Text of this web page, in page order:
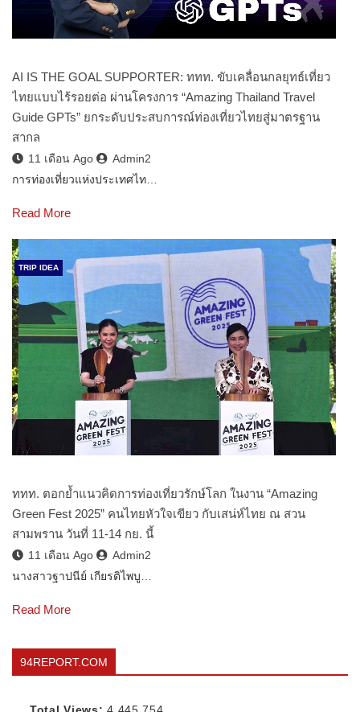
AI IS THE GOAL SUPPORTER: ททท. ขับเคลื่อนกลยุทธ์เที่ยว
ไทยแบบไร้รอยต่อ ผ่านโครงการ “Amazing Thailand Travel
Guide GPTs” ยกระดับประสบการณ์ท่องเที่ยวไทยสู่มาตรฐาน
สากล
11 เดือน Ago
Admin2
การท่องเที่ยวแห่งประเทศไท…
Read More
TRIP IDEA
ททท. ตอกย้ำแนวคิดการท่องเที่ยวรักษ์โลก ในงาน “Amazing
Green Fest 2025” คนไทยหัวใจเขียว กับเสน่ห์ไทย ณ สวน
สามพราน วันที่ 11-14 กย. นี้
11 เดือน Ago
Admin2
นางสาวฐาปนีย์ เกียรติไพบู…
Read More
94REPORT.COM
Total Views:4,445,754